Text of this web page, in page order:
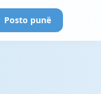
Posto punë